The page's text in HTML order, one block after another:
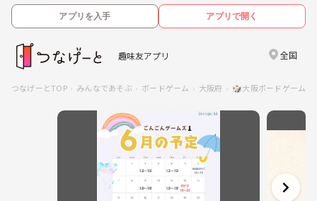
アプリを入手 アプリで開く
趣味友アプリ 全国
つなげーとTOP みんなであそぶ ボードゲーム 大阪府 🎲大阪ボードゲーム